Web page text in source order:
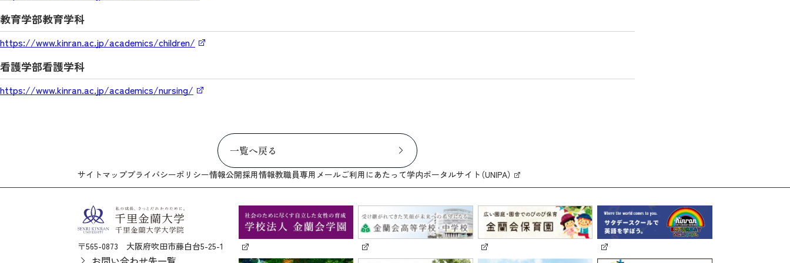
教育学部教育学科
https://www.kinran.ac.jp/academics/children/
看護学部看護学科
https://www.kinran.ac.jp/academics/nursing/
一覧へ戻る
サイトマッププライバシーポリシー情報公開採用情報教職員専用メールご利用にあたって学内ポータルサイト（UNIPA）
〒565-0873 大阪府吹田市藤白台5-25-1